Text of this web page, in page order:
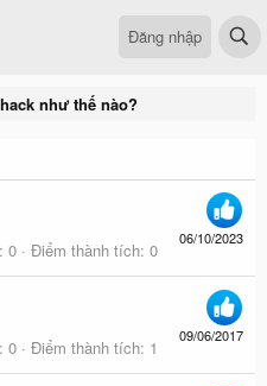
Đăng nhập
như thế nào?
06/10/2023
0 Điểm thành tích 0
09/06/2017
0 Điểm thành tích 1